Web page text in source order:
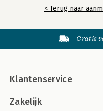
< Terug naar
Gratis
Klantenservice
Zakelijk